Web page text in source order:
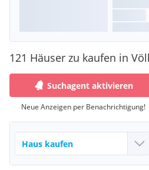
121 Häuser zu kaufen in
Suchagent aktivieren
Neue Anzeigen per Benachrichtigung!